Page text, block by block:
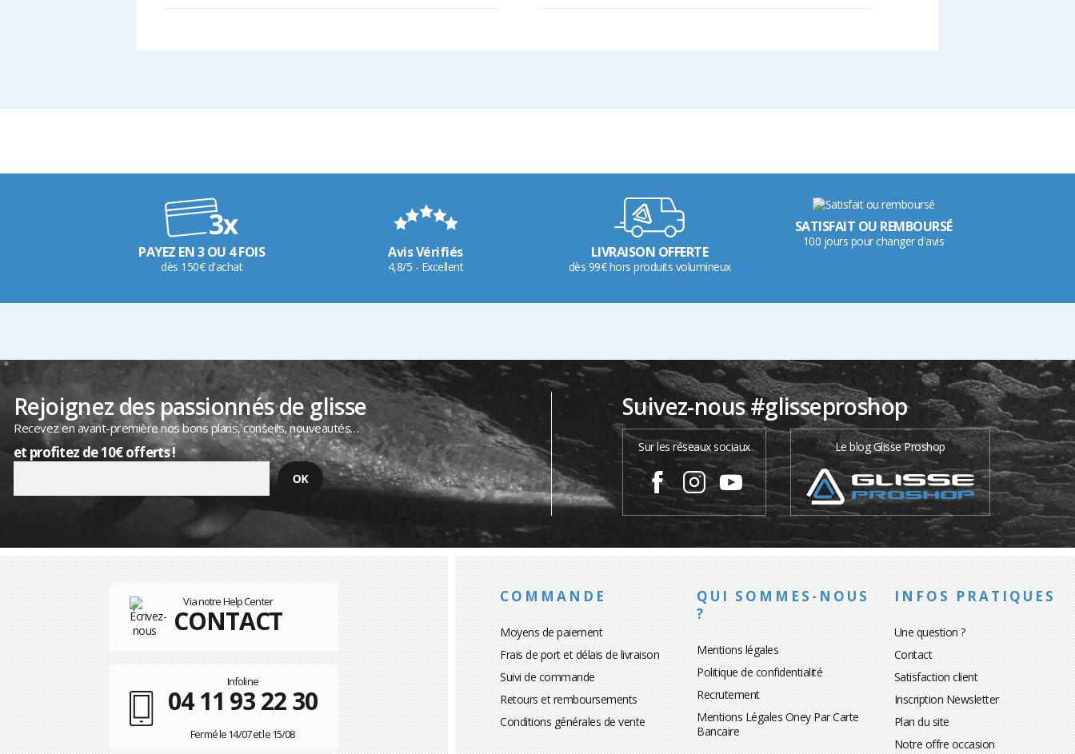
PAYEZ EN 3 OU 4 FOIS
dès 150€ d'achat
Avis Vérifiés
4,8/5 - Excellent
LIVRAISON OFFERTE
dès 99€ hors produits volumineux
SATISFAIT OU REMBOURSÉ
100 jours pour changer d'avis
Rejoignez des passionnés de glisse
Recevez en avant-première nos bons plans, conseils, nouveautés…
et profitez de 10€ offerts !
Suivez-nous #glisseproshop
Sur les réseaux sociaux Le blog Glisse Proshop
Via notre Help Center
CONTACT
Infoline
04 11 93 22 30
Fermé le 14/07 et le 15/08
COMMANDE
Moyens de paiement
Frais de port et délais de livraison
Suivi de commande
Retours et remboursements
Conditions générales de vente
QUI SOMMES-NOUS
?
Mentions légales
Politique de confidentialité
Recrutement
Mentions Légales Oney Par Carte
Bancaire
INFOS PRATIQUES
Une question ?
Contact
Satisfaction client
Inscription Newsletter
Plan du site
Notre offre occasion